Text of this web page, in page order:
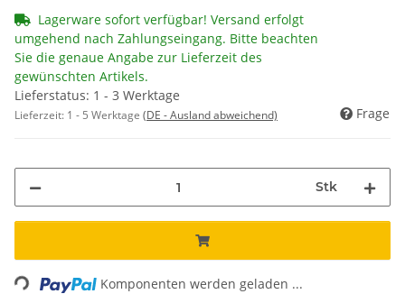
Lagerware sofort verfügbar! Versand erfolgt
umgehend nach Zahlungseingang. Bitte beachten
Sie die genaue Angabe zur Lieferzeit des
gewünschten Artikels.
Lieferstatus: 1 - 3 Werktage
Lieferzeit: 1 - 5 Werktage (DE - Ausland abweichend) Frage
Stk
Komponenten werden geladen ...